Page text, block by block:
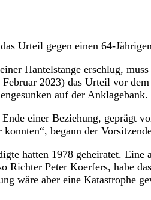
Urteil gegen einen 64-
Hantelstange erschlug,
2023) das Urteil vor
auf der Anklagebank.
Ende einer Beziehung, geprägt
begann der
hatten 1978 geheiratet.
Richter Peter Koerfers, habe
wäre aber eine Katastrophe